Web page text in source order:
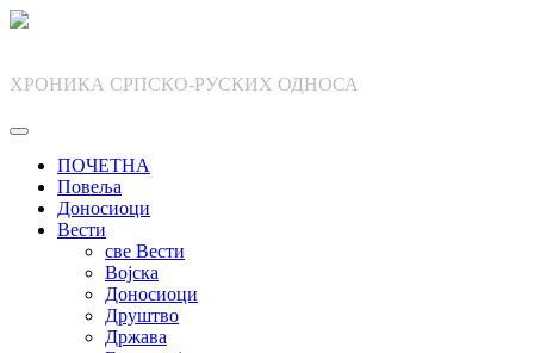
Skip
ХРОНИКА СРПСКО-РУСКИХ ОДНОСА
ПОЧЕТНА
Повеља
Доносиоци
Вести
све Вести
Војска
Доносиоци
Друштво
Држава